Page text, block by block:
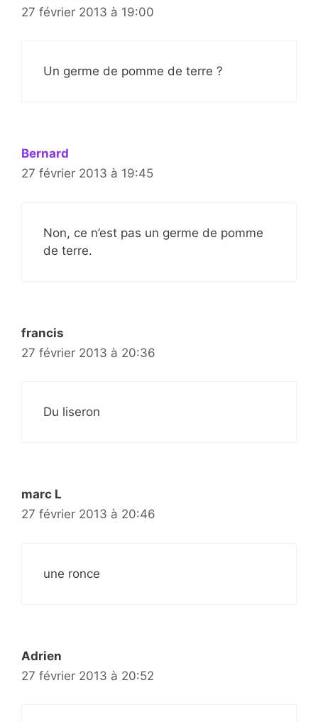
27 février 2013 à 19:00
Un germe de pomme de terre ?
Bernard
27 février 2013 à 19:45
Non, ce n’est pas un germe de pomme
de terre.
francis
27 février 2013 à 20:36
Du liseron
marc L
27 février 2013 à 20:46
une ronce
Adrien
27 février 2013 à 20:52